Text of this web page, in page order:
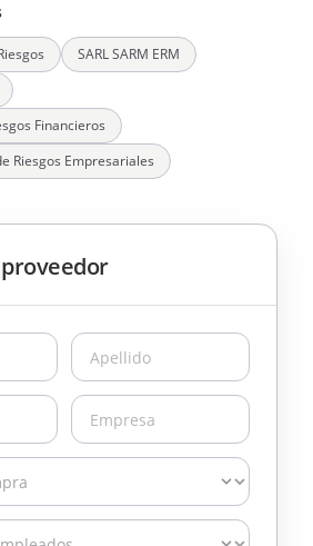
SARL SARM ERM
Financieros
Riesgos Empresariales